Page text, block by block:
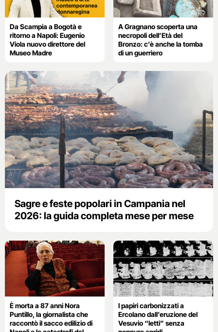
Da Scampia a Bogotà e
ritorno a Napoli: Eugenio
Viola nuovo direttore del
Museo Madre
A Gragnano scoperta una
necropoli dell’Età del
Bronzo: c’è anche la tomba
di un guerriero
Sagre e feste popolari in Campania nel
2026: la guida completa mese per mese
È morta a 87 anni Nora
Puntillo, la giornalista che
raccontò il sacco edilizio di
I papiri carbonizzati a
Ercolano dall’eruzione del
Vesuvio “letti” senza